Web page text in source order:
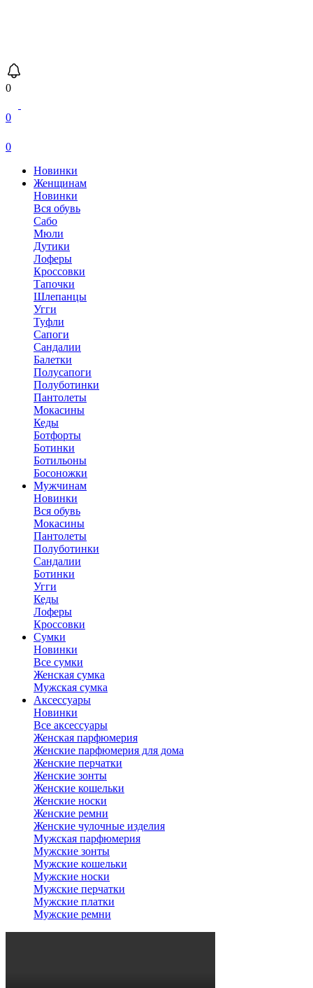
0
0
0
Новинки
Женщинам
Новинки
Вся обувь
Сабо
Мюли
Дутики
Лоферы
Кроссовки
Тапочки
Шлепанцы
Угги
Туфли
Сапоги
Сандалии
Балетки
Полусапоги
Полуботинки
Пантолеты
Мокасины
Кеды
Ботфорты
Ботинки
Ботильоны
Босоножки
Мужчинам
Новинки
Вся обувь
Мокасины
Пантолеты
Полуботинки
Сандалии
Ботинки
Угги
Кеды
Лоферы
Кроссовки
Сумки
Новинки
Все сумки
Женская сумка
Мужская сумка
Аксессуары
Новинки
Все аксессуары
Женская парфюмерия
Женские парфюмерия для дома
Женские перчатки
Женские зонты
Женские кошельки
Женские носки
Женские ремни
Женские чулочные изделия
Мужская парфюмерия
Мужские зонты
Мужские кошельки
Мужские носки
Мужские перчатки
Мужские платки
Мужские ремни